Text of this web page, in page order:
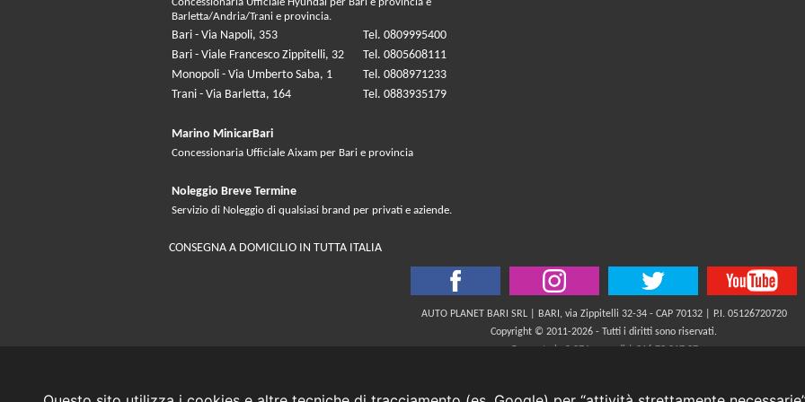
Barletta/Andria/Trani e provincia.
Bari - Via Napoli, 353
Tel. 0809995400
Bari - Viale Francesco Zippitelli, 32
Tel. 0805608111
Monopoli - Via Umberto Saba, 1
Tel. 0808971233
Trani - Via Barletta, 164
Tel. 0883935179
Marino MinicarBari
Concessionaria Ufficiale Aixam per Bari e provincia
Noleggio Breve Termine
Servizio di Noleggio di qualsiasi brand per privati e aziende.
CONSEGNA A DOMICILIO IN TUTTA ITALIA
AUTO PLANET BARI SRL | BARI, via Zippitelli 32-34 - CAP 70132 | P.I. 05126720720
Copyright © 2011-2026 - Tutti i diritti sono riservati.
Generata in 0,074 secondi | 216.73.217.37